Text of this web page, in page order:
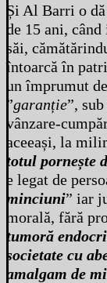
Și Al Barri o
de 15 ani,
săi,
întoarcă în
un împrumut
”garanție”,
vânzare-
aceeași, la
totul pornește
e legat de
minciuni” iar
morală, fără
tumoră
societate cu
amalgam de